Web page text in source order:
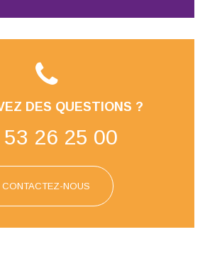
DES QUESTIONS ?
53 26 25 00
CONTACTEZ-NOUS